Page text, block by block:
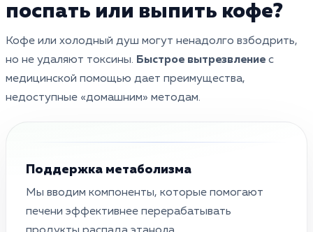
поспать или выпить кофе?
Кофе или холодный душ могут ненадолго взбодрить,
но не удаляют токсины. Быстрое вытрезвление с
медицинской помощью дает преимущества,
недоступные «домашним» методам.
Поддержка метаболизма
Мы вводим компоненты, которые помогают
печени эффективнее перерабатывать